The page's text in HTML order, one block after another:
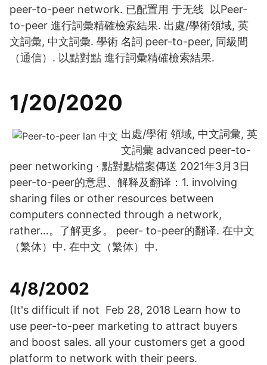
peer-to-peer network. 已配置用 于无线 以Peer-
to-peer 進行詞彙精確檢索結果. 出處/學術領域, 英
文詞彙, 中文詞彙. 學術 名詞 peer-to-peer, 同級間
（通信）. 以點對點 進行詞彙精確檢索結果.
1/20/2020
出處/學術 領域, 中文詞彙, 英
文詞彙 advanced peer-to-
peer networking · 點對點檔案傳送 2021年3月3日
peer-to-peer的意思、解释及翻译：1. involving
sharing files or other resources between
computers connected through a network,
rather…。了解更多。 peer- to-peer的翻译. 在中文
（繁体）中. 在中文（繁体）中.
4/8/2002
(It's difficult if not Feb 28, 2018 Learn how to
use peer-to-peer marketing to attract buyers
and boost sales. all your customers get a good
platform to network with their peers.